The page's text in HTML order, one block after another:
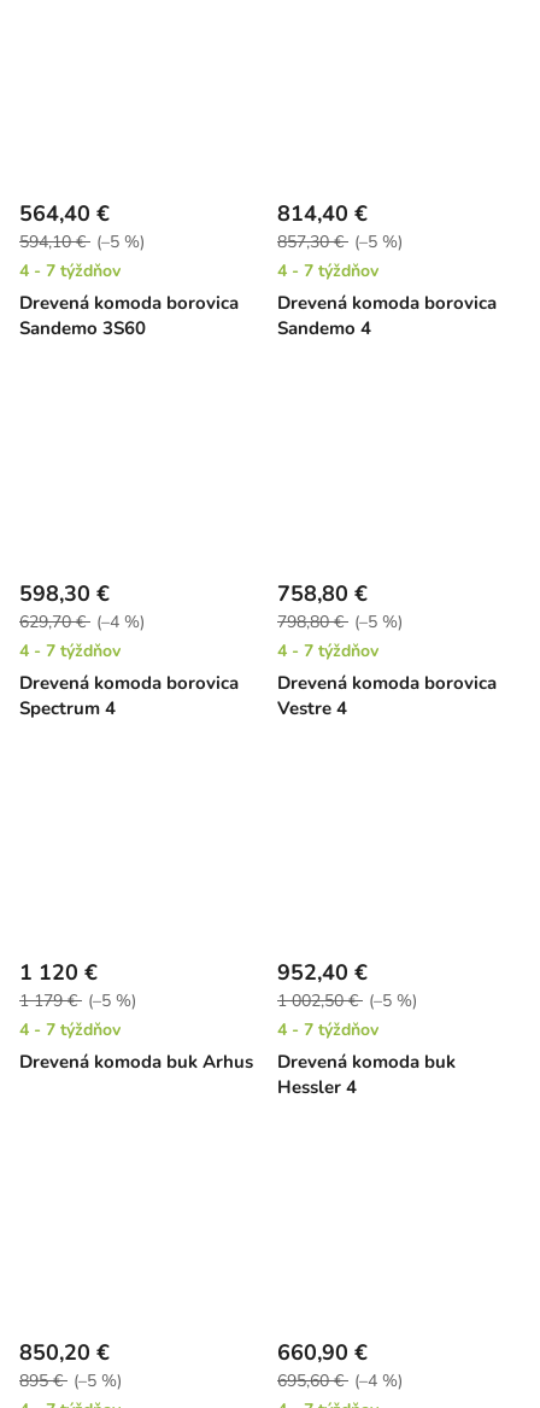
Drevená komoda borovica
Sandemo 3S60
564,40 €
594,10 € (–5 %)
4 - 7 týždňov
Drevená komoda borovica
Sandemo 4
814,40 €
857,30 € (–5 %)
4 - 7 týždňov
Drevená komoda borovica
Spectrum 4
598,30 €
629,70 € (–4 %)
4 - 7 týždňov
Drevená komoda borovica
Vestre 4
758,80 €
798,80 € (–5 %)
4 - 7 týždňov
Drevená komoda buk Arhus
1 120 €
1 179 € (–5 %)
4 - 7 týždňov
Drevená komoda buk
Hessler 4
952,40 €
1 002,50 € (–5 %)
4 - 7 týždňov
850,20 €
895 € (–5 %)
660,90 €
695,60 € (–4 %)